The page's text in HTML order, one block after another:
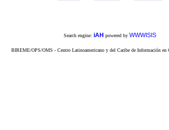
Search engine: iAH powered by WWWISIS
BIREME/OPS/OMS - Centro Latinoamericano y del Caribe de Información en